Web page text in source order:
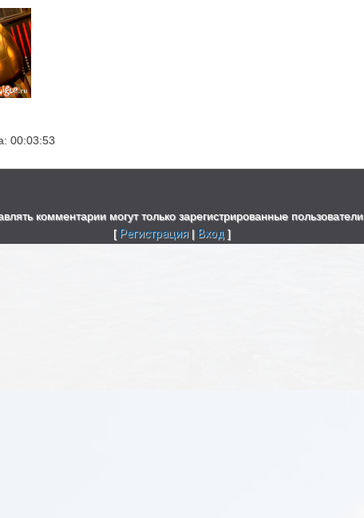
: 00:03:53
комментарии могут только зарегистрированные пользователи.
[ Регистрация | Вход ]